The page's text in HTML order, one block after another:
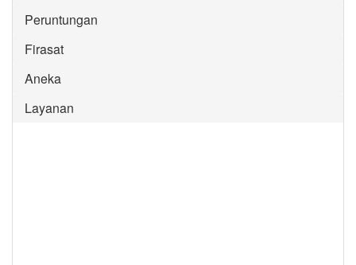
Peruntungan
Firasat
Aneka
Layanan